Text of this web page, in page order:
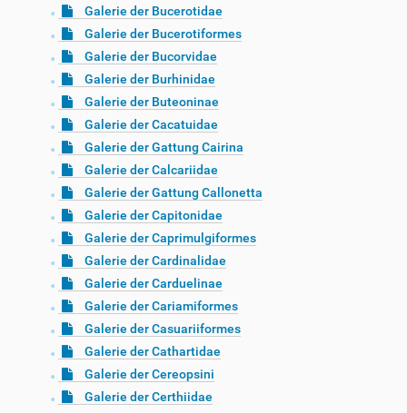
Galerie der Bucerotidae
Galerie der Bucerotiformes
Galerie der Bucorvidae
Galerie der Burhinidae
Galerie der Buteoninae
Galerie der Cacatuidae
Galerie der Gattung Cairina
Galerie der Calcariidae
Galerie der Gattung Callonetta
Galerie der Capitonidae
Galerie der Caprimulgiformes
Galerie der Cardinalidae
Galerie der Carduelinae
Galerie der Cariamiformes
Galerie der Casuariiformes
Galerie der Cathartidae
Galerie der Cereopsini
Galerie der Certhiidae